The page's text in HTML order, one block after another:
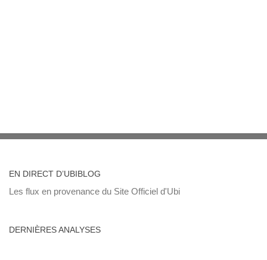
EN DIRECT D’UBIBLOG
Les flux en provenance du Site Officiel d'Ubi
DERNIÈRES ANALYSES